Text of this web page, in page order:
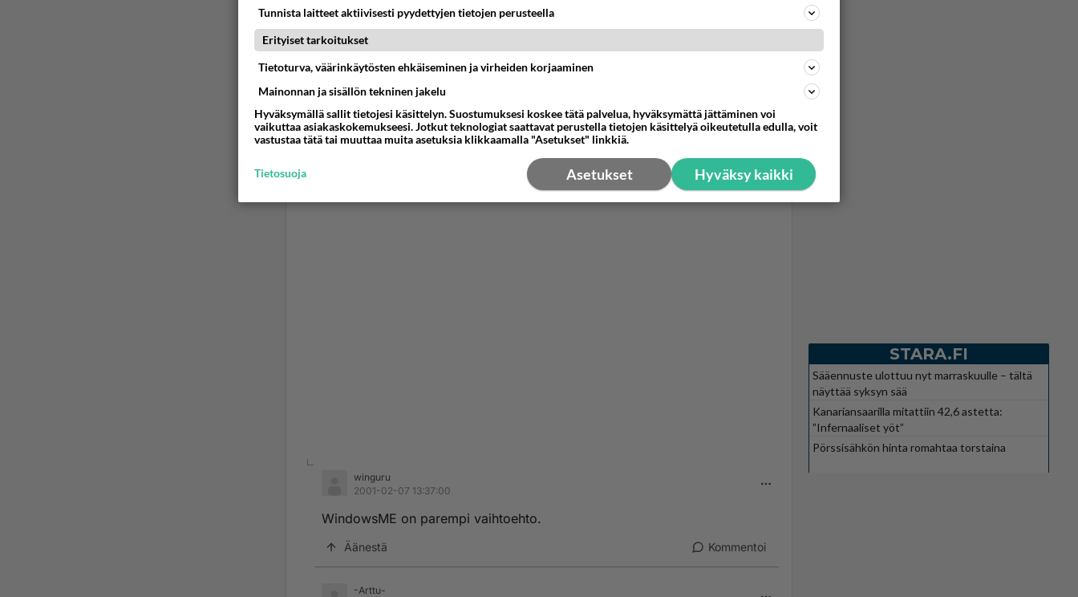
winguru
2001-02-07 13:37:00
WindowsME on parempi vaihtoehto.
Äänestä Kommentoi
-Arttu-
STARA.FI
Sääennuste ulottuu nyt marraskuulle – tältä
näyttää syksyn sää
Kanariansaarilla mitattiin 42,6 astetta:
”Infernaaliset yöt”
Pörssisähkön hinta romahtaa torstaina
Tunnista laitteet aktiivisesti pyydettyjen tietojen perusteella
Erityiset tarkoitukset
Tietoturva, väärinkäytösten ehkäiseminen ja virheiden korjaaminen
Mainonnan ja sisällön tekninen jakelu
Hyväksymällä sallit tietojesi käsittelyn. Suostumuksesi koskee tätä palvelua, hyväksymättä jättäminen voi
vaikuttaa asiakaskokemukseesi. Jotkut teknologiat saattavat perustella tietojen käsittelyä oikeutetulla edulla, voit
vastustaa tätä tai muuttaa muita asetuksia klikkaamalla "Asetukset" linkkiä.
Hyväksy kaikki
Asetukset
Tietosuoja